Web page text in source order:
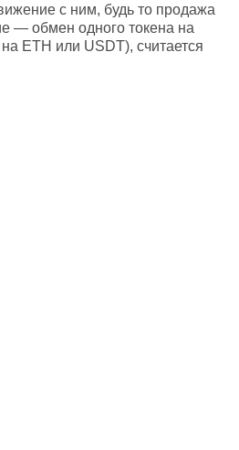
с ним, будь то продажа
— обмен одного токена на
ETH или USDT), считается